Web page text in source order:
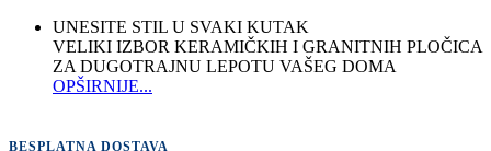
UNESITE STIL U SVAKI KUTAK
VELIKI IZBOR KERAMIČKIH I GRANITNIH PLOČICA
ZA DUGOTRAJNU LEPOTU VAŠEG DOMA
OPŠIRNIJE...
BESPLATNA DOSTAVA